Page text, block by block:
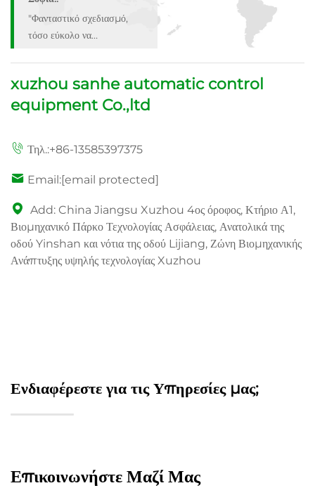
"Γρήγορη αποστολή,
εξαιρετικό προϊόν.Θα
Λίαμ.:
μέγεθος & ποιότητα. Αξίζει
Σοφία.:
τόσο εύκολο να
xuzhou sanhe automatic control
equipment Co.,ltd
Τηλ.:+86-13585397375
Email:[email protected]
Add: China Jiangsu Xuzhou 4ος όροφος, Κτήριο Α1,
Βιομηχανικό Πάρκο Τεχνολογίας Ασφάλειας, Ανατολικά της
οδού Yinshan και νότια της οδού Lijiang, Ζώνη Βιομηχανικής
Ανάπτυξης υψηλής τεχνολογίας Xuzhou
Ενδιαφέρεστε για τις Υπηρεσίες μας;
Επικοινωνήστε Μαζί Μας